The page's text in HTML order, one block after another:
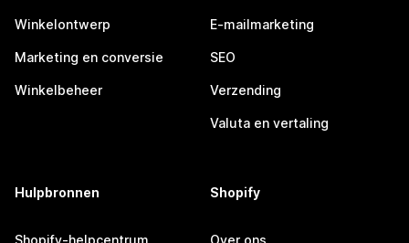
Winkelontwerp
Marketing en conversie
Winkelbeheer
E-mailmarketing
SEO
Verzending
Valuta en vertaling
Hulpbronnen
Shopify-helpcentrum
Shopify
Over ons